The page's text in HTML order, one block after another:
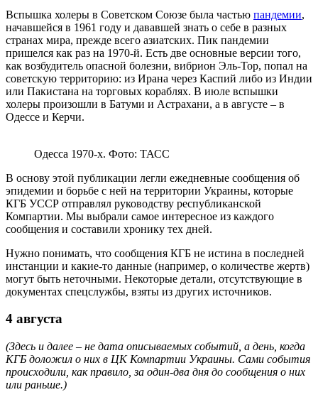
Вспышка холеры в Советском Союзе была частью пандемии,
начавшейся в 1961 году и дававшей знать о себе в разных
странах мира, прежде всего азиатских. Пик пандемии
пришелся как раз на 1970-й. Есть две основные версии того,
как возбудитель опасной болезни, вибрион Эль-Тор, попал на
советскую территорию: из Ирана через Каспий либо из Индии
или Пакистана на торговых кораблях. В июле вспышки
холеры произошли в Батуми и Астрахани, а в августе – в
Одессе и Керчи.
Одесса 1970-х. Фото: ТАСС
В основу этой публикации легли ежедневные сообщения об
эпидемии и борьбе с ней на территории Украины, которые
КГБ УССР отправлял руководству республиканской
Компартии. Мы выбрали самое интересное из каждого
сообщения и составили хронику тех дней.
Нужно понимать, что сообщения КГБ не истина в последней
инстанции и какие-то данные (например, о количестве жертв)
могут быть неточными. Некоторые детали, отсутствующие в
документах спецслужбы, взяты из других источников.
4 августа
(Здесь и далее – не дата описываемых событий, а день, когда
КГБ доложил о них в ЦК Компартии Украины. Сами события
происходили, как правило, за один-два дня до сообщения о них
или раньше.)